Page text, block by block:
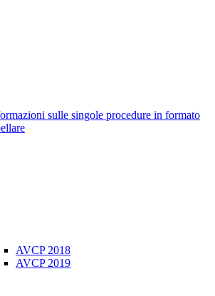
sulle singole procedure in formato
AVCP 2018
AVCP 2019